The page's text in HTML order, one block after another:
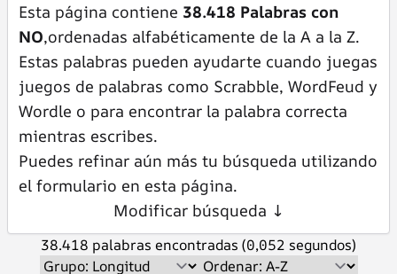
Esta página contiene 38.418 Palabras con
NO,ordenadas alfabéticamente de la A a la Z.
Estas palabras pueden ayudarte cuando juegas
juegos de palabras como Scrabble, WordFeud y
Wordle o para encontrar la palabra correcta
mientras escribes.
Puedes refinar aún más tu búsqueda utilizando
el formulario en esta página.
Modificar búsqueda ↓
38.418 palabras encontradas (0,052 segundos)